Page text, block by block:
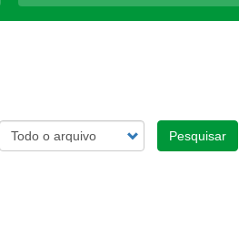
Pesquisar